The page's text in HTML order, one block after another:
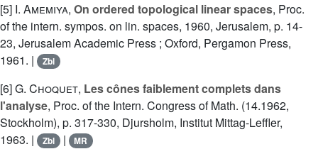
[5] I. Amemiya, On ordered topological linear spaces, Proc.
of the intern. sympos. on lin. spaces, 1960, Jerusalem, p. 14-
23, Jerusalem Academic Press ; Oxford, Pergamon Press,
1961. |
Zbl
[6]G. Choquet, Les cônes faiblement complets dans
l'analyse, Proc. of the Intern. Congress of Math. (14.1962,
Stockholm), p. 317-330, Djursholm, Institut Mittag-Leffler,
1963. |
Zbl | MR